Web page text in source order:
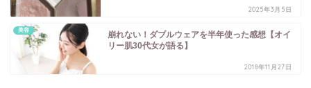
2025年3月5日
美容
崩れない！ダブルウェアを半年使った感想【オイ
リー肌30代女が語る】
2018年11月27日